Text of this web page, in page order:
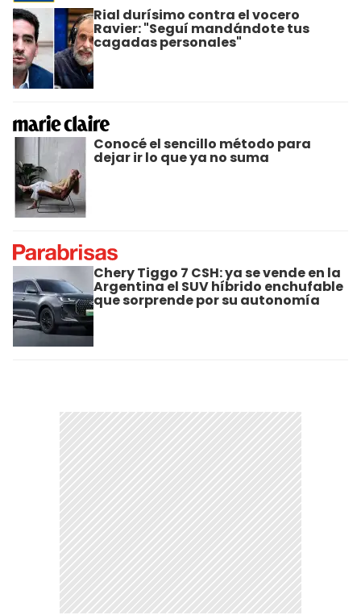
Rial durísimo contra el vocero
Ravier: "Seguí mandándote tus
cagadas personales"
Conocé el sencillo método para
dejar ir lo que ya no suma
Chery Tiggo 7 CSH: ya se vende en la
Argentina el SUV híbrido enchufable
que sorprende por su autonomía